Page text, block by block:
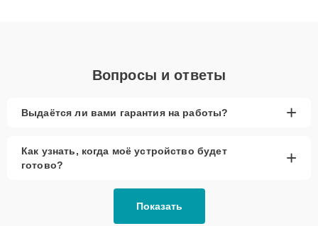
Вопросы и ответы
Выдаётся ли вами гарантия на работы? +
Как узнать, когда моё устройство будет
готово?
+
Показать